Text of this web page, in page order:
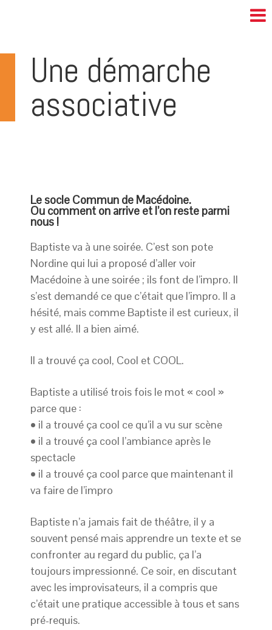
Une démarche
associative
Le socle Commun de Macédoine.
Ou comment on arrive et l’on reste parmi
nous !
Baptiste va à une soirée. C’est son pote
Nordine qui lui a proposé d’aller voir
Macédoine à une soirée ; ils font de l’impro. Il
s’est demandé ce que c’était que l’impro. Il a
hésité, mais comme Baptiste il est curieux, il
y est allé. Il a bien aimé.
Il a trouvé ça cool, Cool et COOL.
Baptiste a utilisé trois fois le mot « cool »
parce que :
• il a trouvé ça cool ce qu’il a vu sur scène
• il a trouvé ça cool l’ambiance après le
spectacle
• il a trouvé ça cool parce que maintenant il
va faire de l’impro
Baptiste n’a jamais fait de théâtre, il y a
souvent pensé mais apprendre un texte et se
confronter au regard du public, ça l’a
toujours impressionné. Ce soir, en discutant
avec les improvisateurs, il a compris que
c’était une pratique accessible à tous et sans
pré-requis.